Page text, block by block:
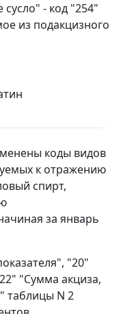
- код "254"
из подакцизного
коды видов
к отражению
спирт,
за январь
"20"
"Сумма акциза,
таблицы N 2